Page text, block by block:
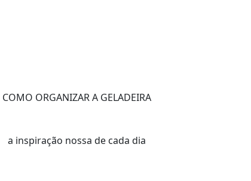
COMO ORGANIZAR A GELADEIRA
a inspiração nossa de cada dia